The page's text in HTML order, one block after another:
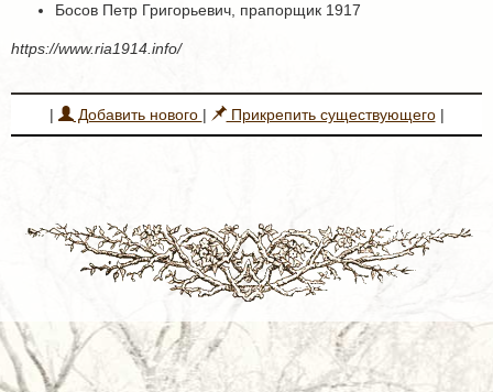
Босов Петр Григорьевич, прапорщик 1917
https://www.ria1914.info/
| Добавить нового | Прикрепить существующего|